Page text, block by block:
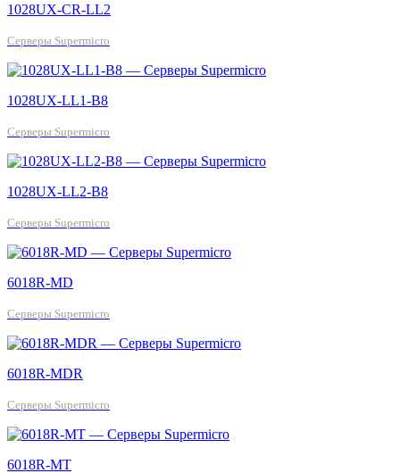
1028UX-CR-LL2
Серверы Supermicro
1028UX-LL1-B8
Серверы Supermicro
1028UX-LL2-B8
Серверы Supermicro
6018R-MD
Серверы Supermicro
6018R-MDR
Серверы Supermicro
6018R-MT